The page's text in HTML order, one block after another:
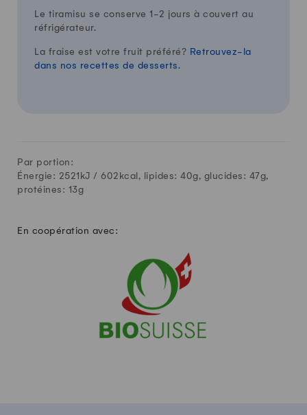
Le tiramisu se conserve 1-2 jours à couvert au
réfrigérateur.
La fraise est votre fruit préféré? Retrouvez-la
dans nos recettes de desserts.
Par portion:
Énergie: 2521kJ / 602 kcal, lipides: 40g, glucides: 47g,
protéines: 13g
En coopération avec: